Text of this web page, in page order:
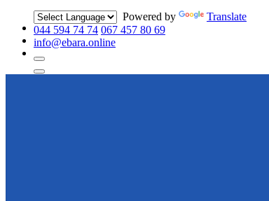
Powered by
Translate
044 594 74 74 067 457 80 69
info@ebara.online